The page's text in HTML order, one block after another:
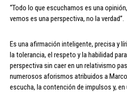
“Todo lo que escuchamos es una
vemos es una perspectiva, no la verdad”.
Es una afirmación inteligente, precisa y
la tolerancia, el respeto y la habilidad
perspectiva sin caer en un relativismo
numerosos aforismos atribuidos a
escucha, la contención de impulsos y,